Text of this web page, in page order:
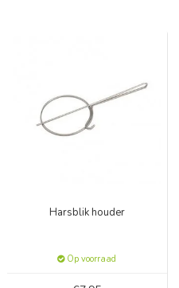
Harsblik houder
Op voorraad